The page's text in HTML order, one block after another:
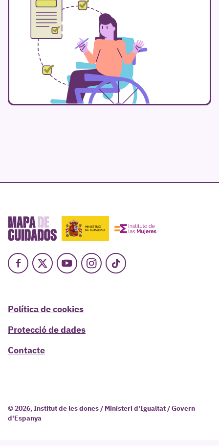
Facebook
X YoutubeInstagram
TikTok
Política de cookies
Protecció de dades
Contacte
© 2026, Institut de les dones / Ministeri d'Igualtat / Govern
d'Espanya